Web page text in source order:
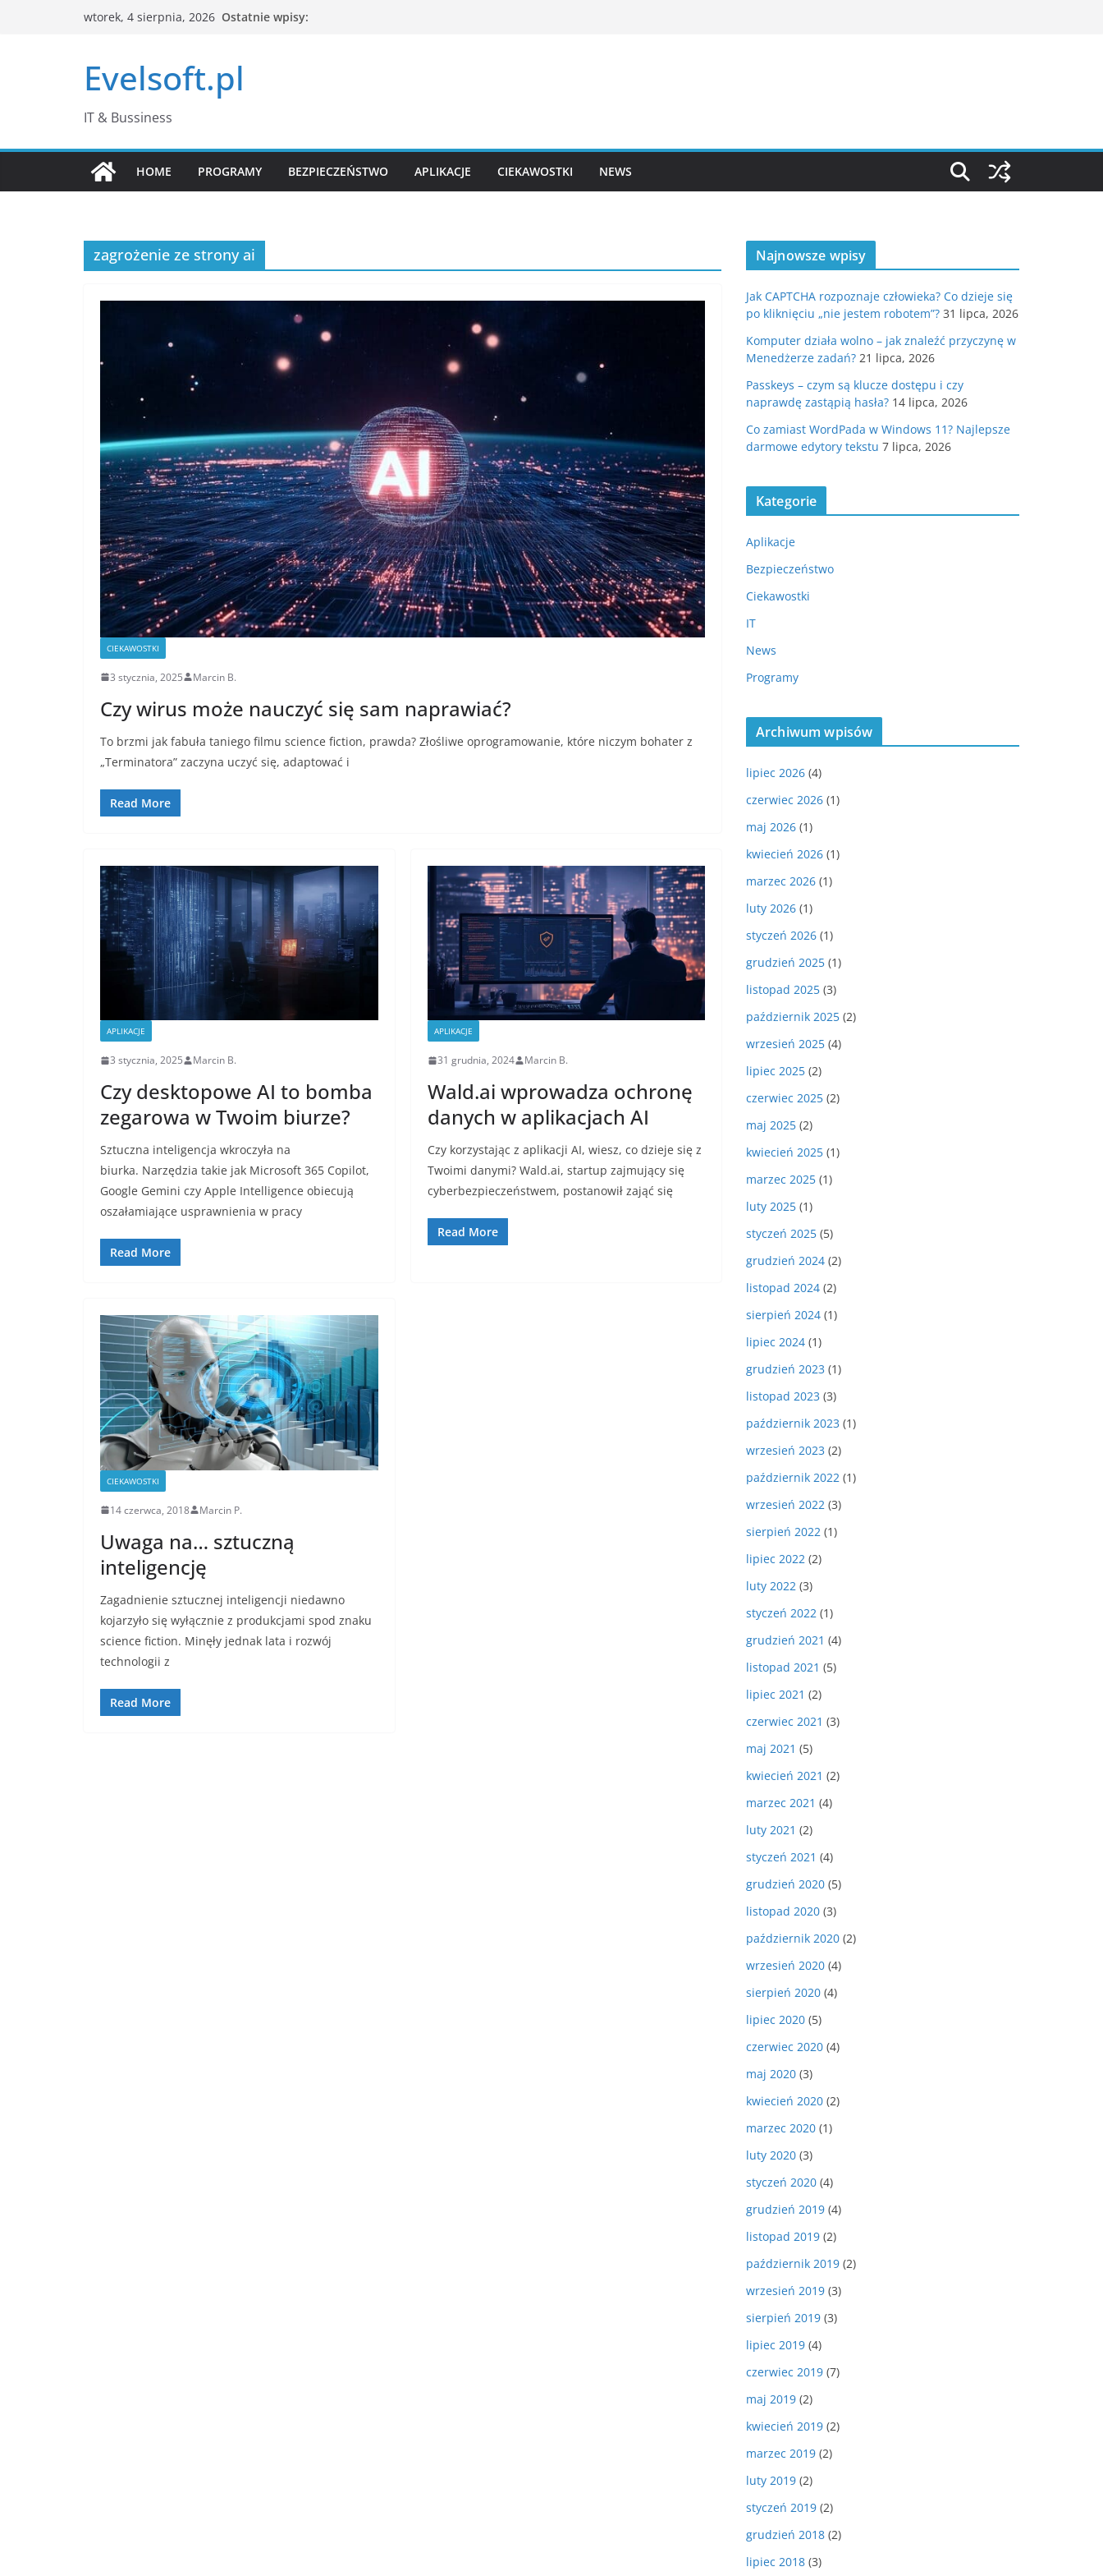
wtorek, 4 sierpnia, 2026 Ostatnie wpisy:
Evelsoft.pl
IT & Bussiness
HOME PROGRAMY BEZPIECZEŃSTWO APLIKACJE CIEKAWOSTKI NEWS
zagrożenie ze strony ai
CIEKAWOSTKI
3 stycznia, 2025 Marcin B.
Czy wirus może nauczyć się sam naprawiać?
To brzmi jak fabuła taniego filmu science fiction, prawda? Złośliwe oprogramowanie, które niczym bohater z
„Terminatora” zaczyna uczyć się, adaptować i
Read More
APLIKACJE
3 stycznia, 2025 Marcin B.
Czy desktopowe AI to bomba
zegarowa w Twoim biurze?
Sztuczna inteligencja wkroczyła na
biurka. Narzędzia takie jak Microsoft 365 Copilot,
Google Gemini czy Apple Intelligence obiecują
oszałamiające usprawnienia w pracy
Read More
APLIKACJE
31 grudnia, 2024 Marcin B.
Wald.ai wprowadza ochronę
danych w aplikacjach AI
Czy korzystając z aplikacji AI, wiesz, co dzieje się z
Twoimi danymi? Wald.ai, startup zajmujący się
cyberbezpieczeństwem, postanowił zająć się
Read More
CIEKAWOSTKI
14 czerwca, 2018 Marcin P.
Uwaga na… sztuczną
inteligencję
Zagadnienie sztucznej inteligencji niedawno
kojarzyło się wyłącznie z produkcjami spod znaku
science fiction. Minęły jednak lata i rozwój
technologii z
Read More
Najnowsze wpisy
Jak CAPTCHA rozpoznaje człowieka? Co dzieje się
po kliknięciu „nie jestem robotem”? 31 lipca, 2026
Komputer działa wolno – jak znaleźć przyczynę w
Menedżerze zadań? 21 lipca, 2026
Passkeys – czym są klucze dostępu i czy
naprawdę zastąpią hasła? 14 lipca, 2026
Co zamiast WordPada w Windows 11? Najlepsze
darmowe edytory tekstu 7 lipca, 2026
Kategorie
Aplikacje
Bezpieczeństwo
Ciekawostki
IT
News
Programy
Archiwum wpisów
lipiec 2026 (4)
czerwiec 2026 (1)
maj 2026 (1)
kwiecień 2026 (1)
marzec 2026 (1)
luty 2026 (1)
styczeń 2026 (1)
grudzień 2025 (1)
listopad 2025 (3)
październik 2025 (2)
wrzesień 2025 (4)
lipiec 2025 (2)
czerwiec 2025 (2)
maj 2025 (2)
kwiecień 2025 (1)
marzec 2025 (1)
luty 2025 (1)
styczeń 2025 (5)
grudzień 2024 (2)
listopad 2024 (2)
sierpień 2024 (1)
lipiec 2024 (1)
grudzień 2023 (1)
listopad 2023 (3)
październik 2023 (1)
wrzesień 2023 (2)
październik 2022 (1)
wrzesień 2022 (3)
sierpień 2022 (1)
lipiec 2022 (2)
luty 2022 (3)
styczeń 2022 (1)
grudzień 2021 (4)
listopad 2021 (5)
lipiec 2021 (2)
czerwiec 2021 (3)
maj 2021 (5)
kwiecień 2021 (2)
marzec 2021 (4)
luty 2021 (2)
styczeń 2021 (4)
grudzień 2020 (5)
listopad 2020 (3)
październik 2020 (2)
wrzesień 2020 (4)
sierpień 2020 (4)
lipiec 2020 (5)
czerwiec 2020 (4)
maj 2020 (3)
kwiecień 2020 (2)
marzec 2020 (1)
luty 2020 (3)
styczeń 2020 (4)
grudzień 2019 (4)
listopad 2019 (2)
październik 2019 (2)
wrzesień 2019 (3)
sierpień 2019 (3)
lipiec 2019 (4)
czerwiec 2019 (7)
maj 2019 (2)
kwiecień 2019 (2)
marzec 2019 (2)
luty 2019 (2)
styczeń 2019 (2)
grudzień 2018 (2)
lipiec 2018 (3)